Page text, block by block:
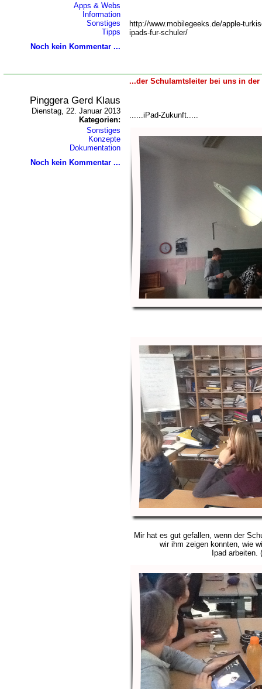
Apps & Webs
Information
Sonstiges
Tipps
Noch kein Kommentar ...
http://www.mobilegeeks.de/apple-
ipads-fur-schuler/
...der Schulamtsleiter bei uns in der
Pinggera Gerd Klaus
Dienstag, 22. Januar 2013
Kategorien:
Sonstiges
Konzepte
Dokumentation
Noch kein Kommentar ...
......iPad-Zukunft.....
Mir hat es gut gefallen, wenn der
wir ihm zeigen konnten, wie
Ipad arbeiten.